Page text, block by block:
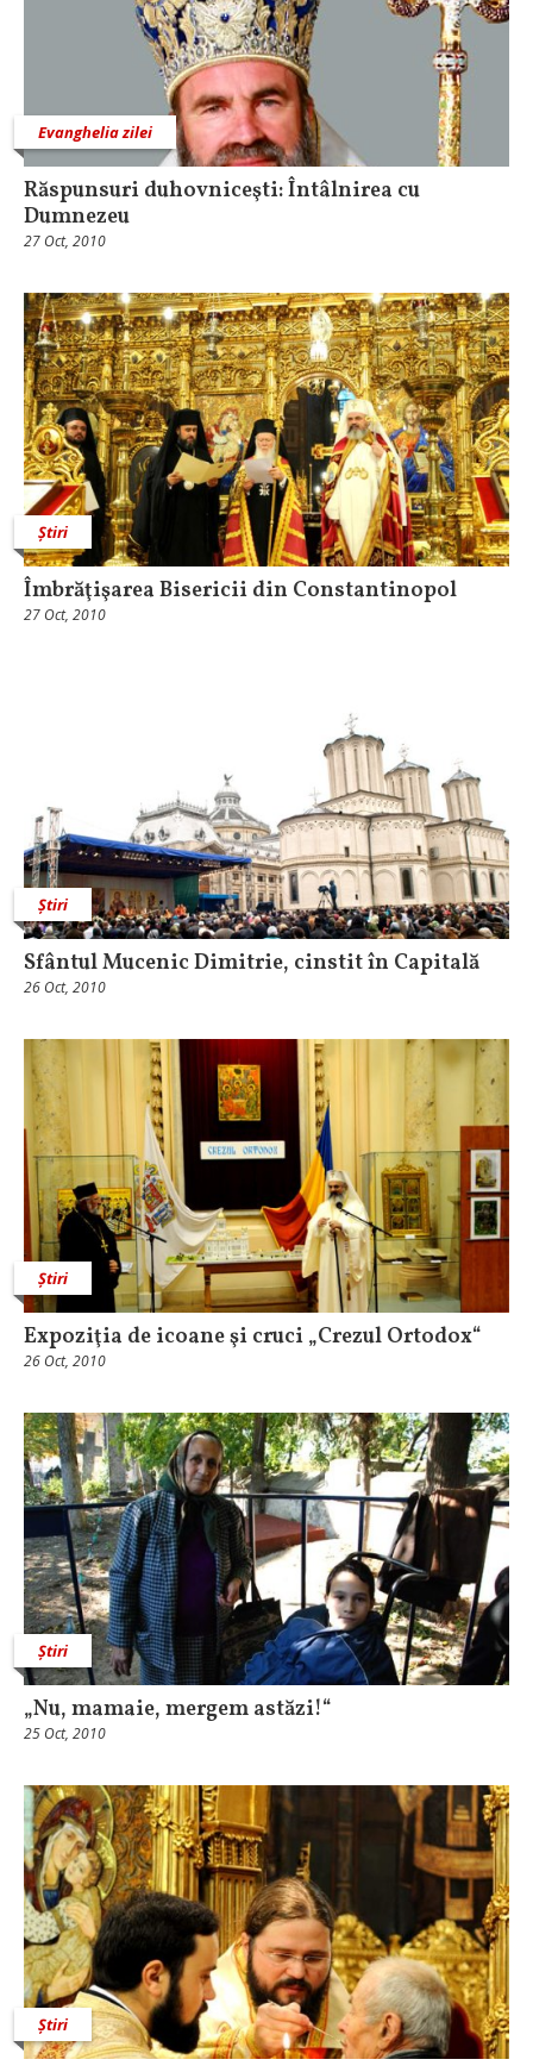
Evanghelia zilei
Răspunsuri duhovniceşti: Întâlnirea cu
Dumnezeu
27 Oct, 2010
Știri
Îmbrăţişarea Bisericii din Constantinopol
27 Oct, 2010
Știri
Sfântul Mucenic Dimitrie, cinstit în Capitală
26 Oct, 2010
Știri
Expoziţia de icoane şi cruci „Crezul Ortodox“
26 Oct, 2010
Știri
„Nu, mamaie, mergem astăzi!“
25 Oct, 2010
Știri